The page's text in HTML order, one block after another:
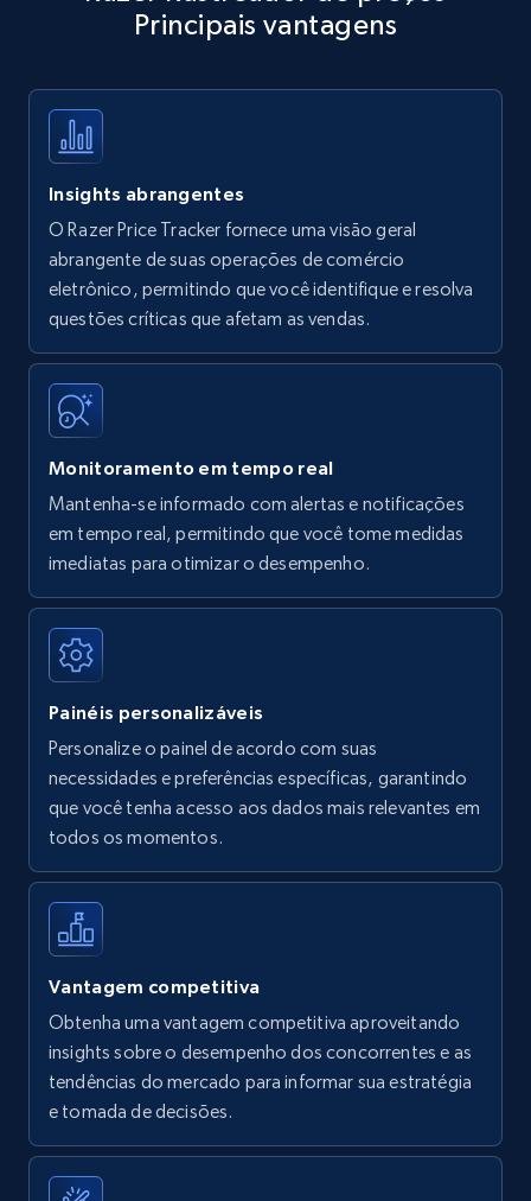
Title, Seller name, Brand, Description, Initial
35.3K+
Amazon products - find products by using
upc numbers
Title, Seller name, Brand, Description, Initial
price, Currency, Availability, Reviews count, and
35.3K+
Amazon Reviews
URL, Product name, Product rating, Product
Author name, Asin, and more.
7.4K+ 872+
Walmart - products
Specifications, Image urls, Top reviews, and
more.
5.6K+ 878+
Walmart - products - Find new products by
using specific category URL
URL, Final price, Sku, Currency, Gtin,
Specifications, Image urls, Top reviews, and
Principais vantagens
Insights abrangentes
O Razer Price Tracker fornece uma visão geral
abrangente de suas operações de comércio
eletrônico, permitindo que você identifique e resolva
questões críticas que afetam as vendas.
Monitoramento em tempo real
Mantenha-se informado com alertas e notificações
em tempo real, permitindo que você tome medidas
imediatas para otimizar o desempenho.
Painéis personalizáveis
Personalize o painel de acordo com suas
necessidades e preferências específicas, garantindo
que você tenha acesso aos dados mais relevantes em
todos os momentos.
Vantagem competitiva
Obtenha uma vantagem competitiva aproveitando
insights sobre o desempenho dos concorrentes e as
tendências do mercado para informar sua estratégia
e tomada de decisões.